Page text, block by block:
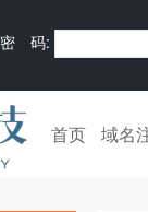
密 码:
首页 域名